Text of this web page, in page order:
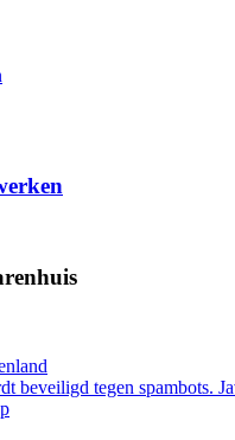
beveiligd tegen spambots.